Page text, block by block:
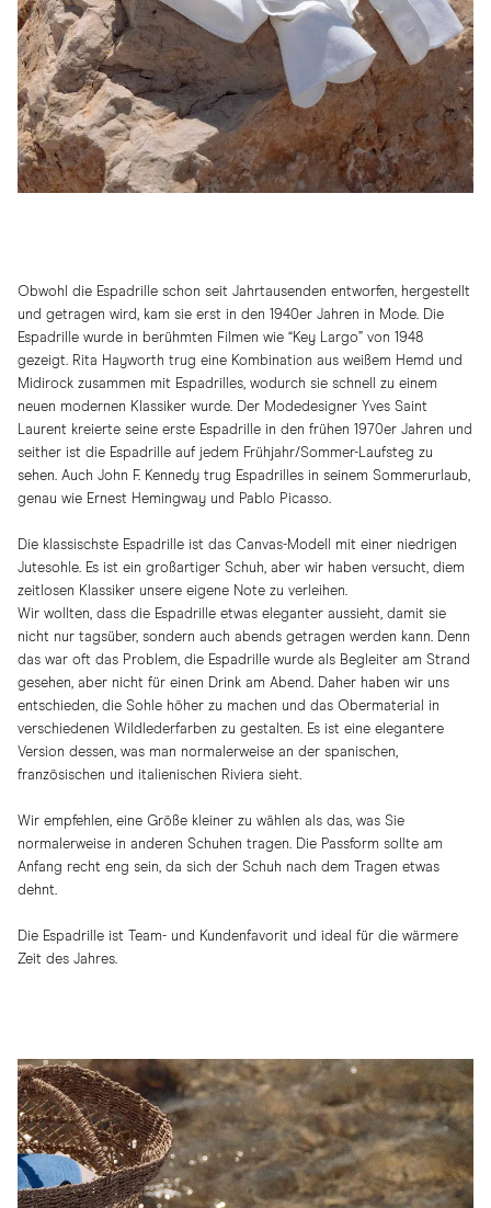
Obwohl die Espadrille schon seit Jahrtausenden entworfen, hergestellt
und getragen wird, kam sie erst in den 1940er Jahren in Mode. Die
Espadrille wurde in berühmten Filmen wie “Key Largo” von 1948
gezeigt. Rita Hayworth trug eine Kombination aus weißem Hemd und
Midirock zusammen mit Espadrilles, wodurch sie schnell zu einem
neuen modernen Klassiker wurde. Der Modedesigner Yves Saint
Laurent kreierte seine erste Espadrille in den frühen 1970er Jahren und
seither ist die Espadrille auf jedem Frühjahr/Sommer-Laufsteg zu
sehen. Auch John F. Kennedy trug Espadrilles in seinem Sommerurlaub,
genau wie Ernest Hemingway und Pablo Picasso.
Die klassischste Espadrille ist das Canvas-Modell mit einer niedrigen
Jutesohle. Es ist ein großartiger Schuh, aber wir haben versucht, diem
zeitlosen Klassiker unsere eigene Note zu verleihen.
Wir wollten, dass die Espadrille etwas eleganter aussieht, damit sie
nicht nur tagsüber, sondern auch abends getragen werden kann. Denn
das war oft das Problem, die Espadrille wurde als Begleiter am Strand
gesehen, aber nicht für einen Drink am Abend. Daher haben wir uns
entschieden, die Sohle höher zu machen und das Obermaterial in
verschiedenen Wildlederfarben zu gestalten. Es ist eine elegantere
Version dessen, was man normalerweise an der spanischen,
französischen und italienischen Riviera sieht.
Wir empfehlen, eine Größe kleiner zu wählen als das, was Sie
normalerweise in anderen Schuhen tragen. Die Passform sollte am
Anfang recht eng sein, da sich der Schuh nach dem Tragen etwas
dehnt.
Die Espadrille ist Team- und Kundenfavorit und ideal für die wärmere
Zeit des Jahres.